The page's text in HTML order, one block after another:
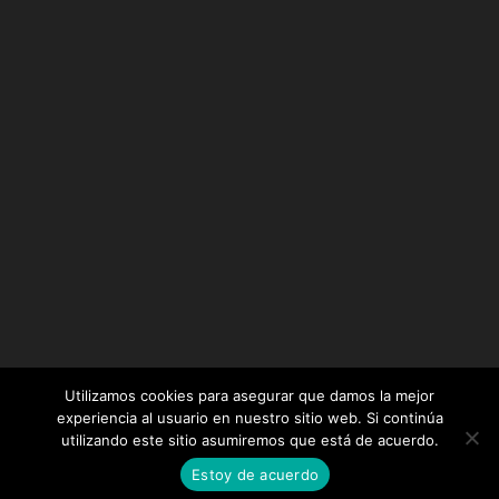
Diseñado por Elegant Themes| Desarrollado por
WordPress
Utilizamos cookies para asegurar que damos la mejor
experiencia al usuario en nuestro sitio web. Si continúa
utilizando este sitio asumiremos que está de acuerdo.
Estoy de acuerdo